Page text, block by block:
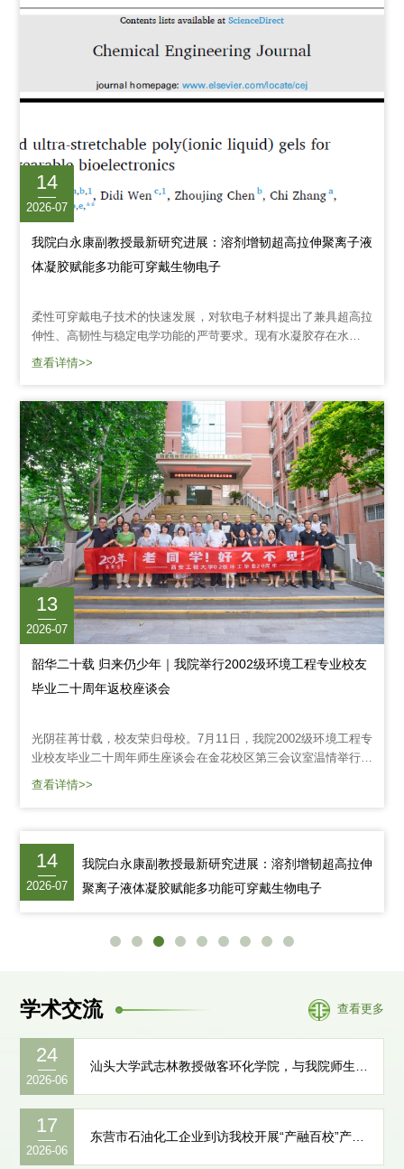
窦皓老师、机电工程学院张磊老师、我院黄冠老师作为...
14
2026-07
我院白永康副教授最新研究进展：溶剂增韧超高拉伸聚离子液
体凝胶赋能多功能可穿戴生物电子
柔性可穿戴电子技术的快速发展，对软电子材料提出了兼具超高拉
伸性、高韧性与稳定电学功能的严苛要求。现有水凝胶存在水分蒸
发、低温冻结等缺陷；离子凝胶虽环境耐受性优异，但多数体系机
子动力学模拟辅助溶剂筛选结合实验优化"的理性设计策略，将动
态静电交联网络与导电增强框架一体化构筑为溶剂增韧PIL...
查看详情>>
13
2026-07
韶华二十载 归来仍少年｜我院举行2002级环境工程专业校友
毕业二十周年返校座谈会
​光阴荏苒廿载，校友荣归母校。7月11日，我院2002级环境工程专
业校友毕业二十周年师生座谈会在金花校区第三会议室温情举行。
环境与化学工程学院党委书记武占省，环境工程系主任李茹、副主
与化学工程学院党委副书记林定武主持。座谈会伊始，武占...
查看详情>>
14
2026-07
我院白永康副教授最新研究进展：溶剂增韧超高拉伸
聚离子液体凝胶赋能多功能可穿戴生物电子
学术交流 查看更多
24
2026-06
汕头大学武志林教授做客环化学院，与我院师生共话科研与求学之路
17
2026-06